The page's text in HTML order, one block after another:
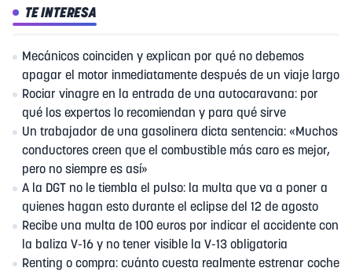
TE INTERESA
Mecánicos coinciden y explican por qué no debemos
apagar el motor inmediatamente después de un viaje largo
Rociar vinagre en la entrada de una autocaravana: por
qué los expertos lo recomiendan y para qué sirve
Un trabajador de una gasolinera dicta sentencia: «Muchos
conductores creen que el combustible más caro es mejor,
pero no siempre es así»
A la DGT no le tiembla el pulso: la multa que va a poner a
quienes hagan esto durante el eclipse del 12 de agosto
Recibe una multa de 100 euros por indicar el accidente con
la baliza V-16 y no tener visible la V-13 obligatoria
Renting o compra: cuánto cuesta realmente estrenar coche